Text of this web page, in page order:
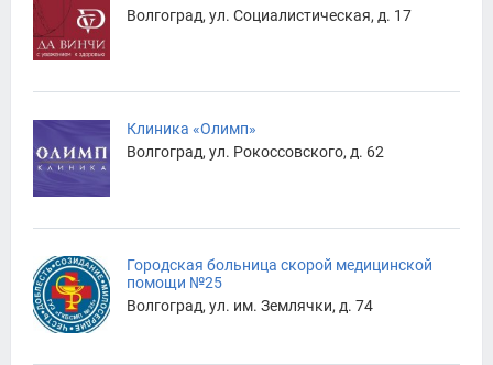
Волгоград, ул. Социалистическая, д. 17
Клиника «Олимп»
Волгоград, ул. Рокоссовского, д. 62
Городская больница скорой медицинской
помощи №25
Волгоград, ул. им. Землячки, д. 74